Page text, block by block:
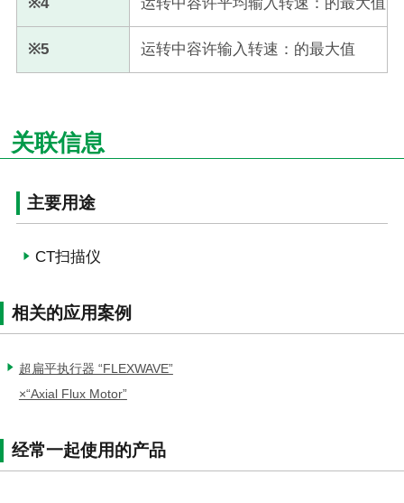
※5 运转中容许输入转速：的最大值
关联信息
主要用途
CT扫描仪
相关的应用案例
超扁平执行器 “FLEXWAVE”
×“Axial Flux Motor”
经常一起使用的产品